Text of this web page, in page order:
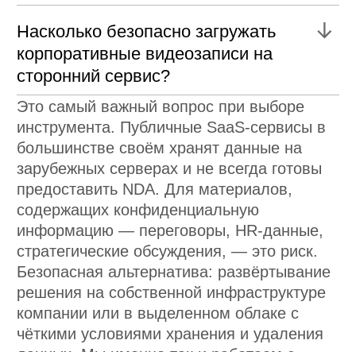
КОНТАКТЫ
/ HELLO@MADBRAINS.RU